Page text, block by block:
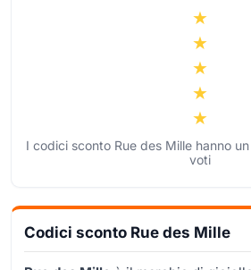
I codici sconto Rue des Mille hanno
voti
Codici sconto Rue des Mille